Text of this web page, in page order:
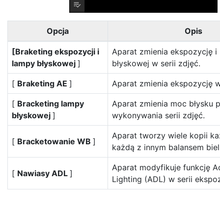
Opcja Opis
[Braketing ekspozycji i
lampy błyskowej ]
Aparat zmienia ekspozycję
błyskowej w serii zdjęć.
[ Braketing AE ] Aparat zmienia ekspozycję
[ Bracketing lampy
błyskowej ]
Aparat zmienia moc błysku
wykonywania serii zdjęć.
[ Bracketowanie WB ]
Aparat tworzy wiele kopii
każdą z innym balansem
[ Nawiasy ADL ]
Aparat modyfikuje funkcję
Lighting (ADL) w serii